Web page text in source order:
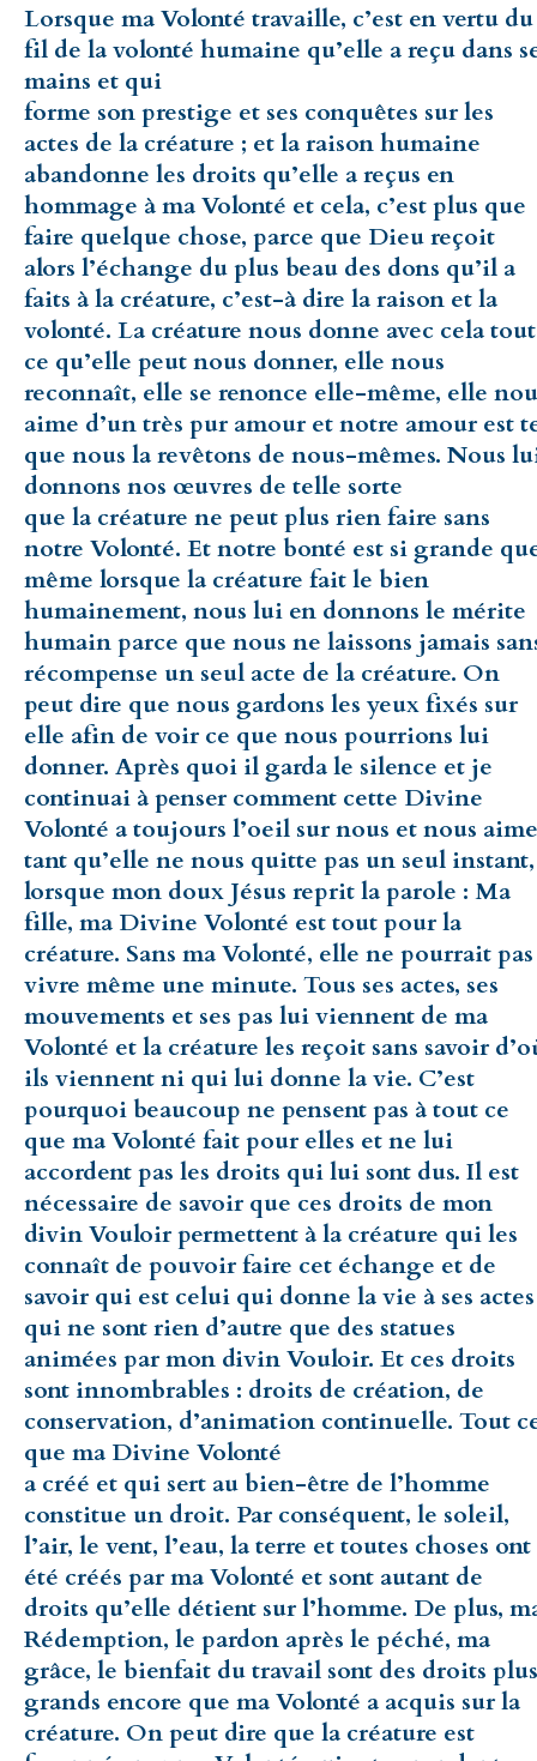
Lorsque ma Volonté travaille, c’est en vertu du
fil de la volonté humaine qu’elle a reçu dans
mains et qui
forme son prestige et ses conquêtes sur les
actes de la créature ; et la raison humaine
abandonne les droits qu’elle a reçus en
hommage à ma Volonté et cela, c’est plus que
faire quelque chose, parce que Dieu reçoit
alors l’échange du plus beau des dons qu’il a
faits à la créature, c’est-à dire la raison et la
volonté. La créature nous donne avec cela tout
ce qu’elle peut nous donner, elle nous
reconnaît, elle se renonce elle-même, elle
aime d’un très pur amour et notre amour est
que nous la revêtons de nous-mêmes. Nous
donnons nos œuvres de telle sorte
que la créature ne peut plus rien faire sans
notre Volonté. Et notre bonté est si grande
même lorsque la créature fait le bien
humainement, nous lui en donnons le mérite
humain parce que nous ne laissons jamais
récompense un seul acte de la créature. On
peut dire que nous gardons les yeux fixés sur
elle afin de voir ce que nous pourrions lui
donner. Après quoi il garda le silence et je
continuai à penser comment cette Divine
Volonté a toujours l’oeil sur nous et nous aime
tant qu’elle ne nous quitte pas un seul instant,
lorsque mon doux Jésus reprit la parole : Ma
fille, ma Divine Volonté est tout pour la
créature. Sans ma Volonté, elle ne pourrait pas
vivre même une minute. Tous ses actes, ses
mouvements et ses pas lui viennent de ma
Volonté et la créature les reçoit sans savoir
ils viennent ni qui lui donne la vie. C’est
pourquoi beaucoup ne pensent pas à tout ce
que ma Volonté fait pour elles et ne lui
accordent pas les droits qui lui sont dus. Il est
nécessaire de savoir que ces droits de mon
divin Vouloir permettent à la créature qui les
connaît de pouvoir faire cet échange et de
savoir qui est celui qui donne la vie à ses actes
qui ne sont rien d’autre que des statues
animées par mon divin Vouloir. Et ces droits
sont innombrables : droits de création, de
conservation, d’animation continuelle. Tout
que ma Divine Volonté
a créé et qui sert au bien-être de l’homme
constitue un droit. Par conséquent, le soleil,
l’air, le vent, l’eau, la terre et toutes choses ont
été créés par ma Volonté et sont autant de
droits qu’elle détient sur l’homme. De plus,
Rédemption, le pardon après le péché, ma
grâce, le bienfait du travail sont des droits plus
grands encore que ma Volonté a acquis sur la
créature. On peut dire que la créature est